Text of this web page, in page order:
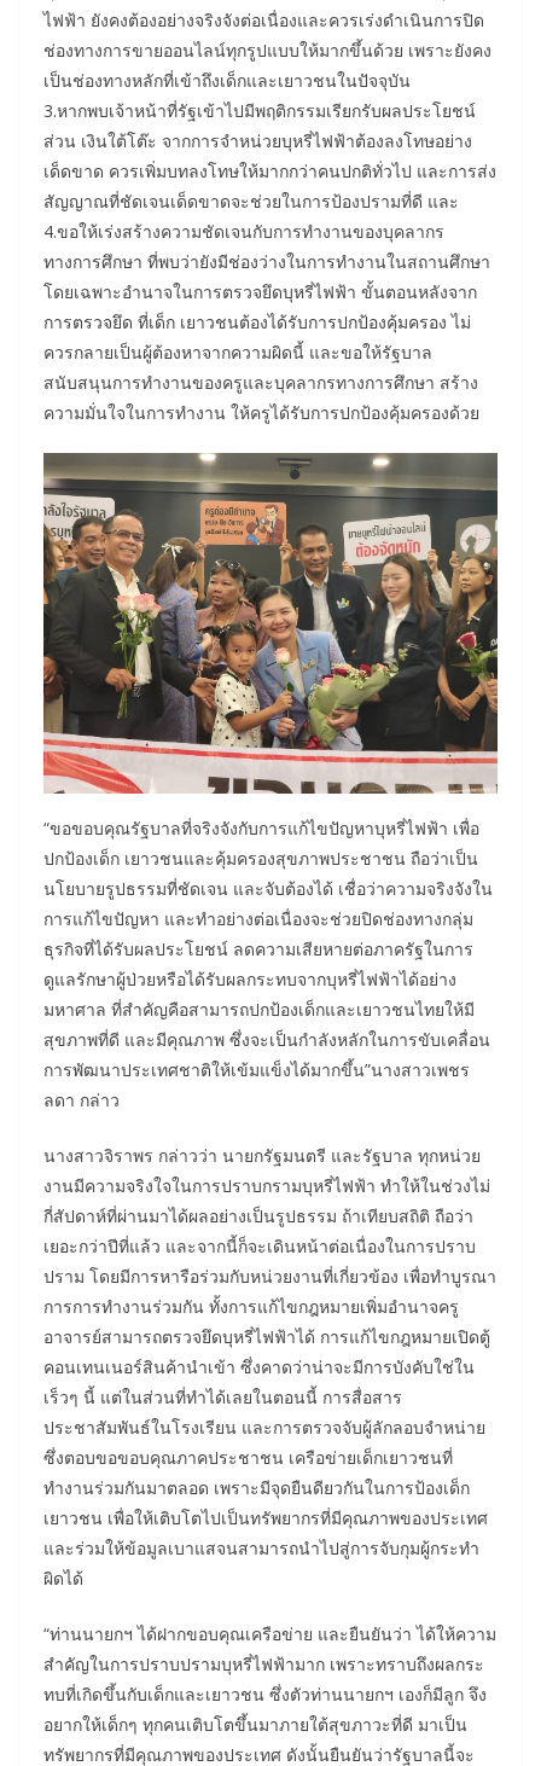
ไฟฟ้า ยังคงต้องอย่างจริงจังต่อเนื่องและควรเร่งดำเนินการปิด
ช่องทางการขายออนไลน์ทุกรูปแบบให้มากขึ้นด้วย เพราะยังคง
เป็นช่องทางหลักที่เข้าถึงเด็กและเยาวชนในปัจจุบัน
3.หากพบเจ้าหน้าที่รัฐเข้าไปมีพฤติกรรมเรียกรับผลประโยชน์
ส่วน เงินใต้โต๊ะ จากการจำหน่วยบุหรี่ไฟฟ้าต้องลงโทษอย่าง
เด็ดขาด ควรเพิ่มบทลงโทษให้มากกว่าคนปกติทั่วไป และการส่ง
สัญญาณที่ชัดเจนเด็ดขาดจะช่วยในการป้องปรามที่ดี และ
4.ขอให้เร่งสร้างความชัดเจนกับการทำงานของบุคลากร
ทางการศึกษา ที่พบว่ายังมีช่องว่างในการทำงานในสถานศึกษา
โดยเฉพาะอำนาจในการตรวจยึดบุหรี่ไฟฟ้า ขั้นตอนหลังจาก
การตรวจยึด ที่เด็ก เยาวชนต้องได้รับการปกป้องคุ้มครอง ไม่
ควรกลายเป็นผู้ต้องหาจากความผิดนี้ และขอให้รัฐบาล
สนับสนุนการทำงานของครูและบุคลากรทางการศึกษา สร้าง
ความมั่นใจในการทำงาน ให้ครูได้รับการปกป้องคุ้มครองด้วย
“ขอขอบคุณรัฐบาลที่จริงจังกับการแก้ไขปัญหาบุหรี่ไฟฟ้า เพื่อ
ปกป้องเด็ก เยาวชนและคุ้มครองสุขภาพประชาชน ถือว่าเป็น
นโยบายรูปธรรมที่ชัดเจน และจับต้องได้ เชื่อว่าความจริงจังใน
การแก้ไขปัญหา และทำอย่างต่อเนื่องจะช่วยปิดช่องทางกลุ่ม
ธุรกิจที่ได้รับผลประโยชน์ ลดความเสียหายต่อภาครัฐในการ
ดูแลรักษาผู้ป่วยหรือได้รับผลกระทบจากบุหรี่ไฟฟ้าได้อย่าง
มหาศาล ที่สำคัญคือสามารถปกป้องเด็กและเยาวชนไทยให้มี
สุขภาพที่ดี และมีคุณภาพ ซึ่งจะเป็นกำลังหลักในการขับเคลื่อน
การพัฒนาประเทศชาติให้เข้มแข็งได้มากขึ้น”นางสาวเพชร
ลดา กล่าว
นางสาวจิราพร กล่าวว่า นายกรัฐมนตรี และรัฐบาล ทุกหน่วย
งานมีความจริงใจในการปราบกรามบุหรี่ไฟฟ้า ทำให้ในช่วงไม่
กี่สัปดาห์ที่ผ่านมาได้ผลอย่างเป็นรูปธรรม ถ้าเทียบสถิติ ถือว่า
เยอะกว่าปีที่แล้ว และจากนี้ก็จะเดินหน้าต่อเนื่องในการปราบ
ปราม โดยมีการหารือร่วมกับหน่วยงานที่เกี่ยวข้อง เพื่อทำบูรณา
การการทำงานร่วมกัน ทั้งการแก้ไขกฎหมายเพิ่มอำนาจครู
อาจารย์สามารถตรวจยึดบุหรี่ไฟฟ้าได้ การแก้ไขกฎหมายเปิดตู้
คอนเทนเนอร์สินค้านำเข้า ซึ่งคาดว่าน่าจะมีการบังคับใช่ใน
เร็วๆ นี้ แต่ในส่วนที่ทำได้เลยในตอนนี้ การสื่อสาร
ประชาสัมพันธ์ในโรงเรียน และการตรวจจับผู้ลักลอบจำหน่าย
ซึ่งตอบขอขอบคุณภาคประชาชน เครือข่ายเด็กเยาวชนที่
ทำงานร่วมกันมาตลอด เพราะมีจุดยืนดียวกันในการป้องเด็ก
เยาวชน เพื่อให้เติบโตไปเป็นทรัพยากรที่มีคุณภาพของประเทศ
และร่วมให้ข้อมูลเบาแสจนสามารถนำไปสู่การจับกุมผู้กระทำ
ผิดได้
“ท่านนายกฯ ได้ฝากขอบคุณเครือข่าย และยืนยันว่า ได้ให้ความ
สำคัญในการปราบปรามบุหรี่ไฟฟ้ามาก เพราะทราบถึงผลกระ
ทบที่เกิดขึ้นกับเด็กและเยาวชน ซึ่งตัวท่านนายกฯ เองก็มีลูก จึง
อยากให้เด็กๆ ทุกคนเติบโตขึ้นมาภายใต้สุขภาวะที่ดี มาเป็น
ทรัพยากรที่มีคุณภาพของประเทศ ดังนั้นยืนยันว่ารัฐบาลนี้จะ